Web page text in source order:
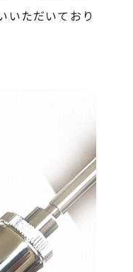
いただいており